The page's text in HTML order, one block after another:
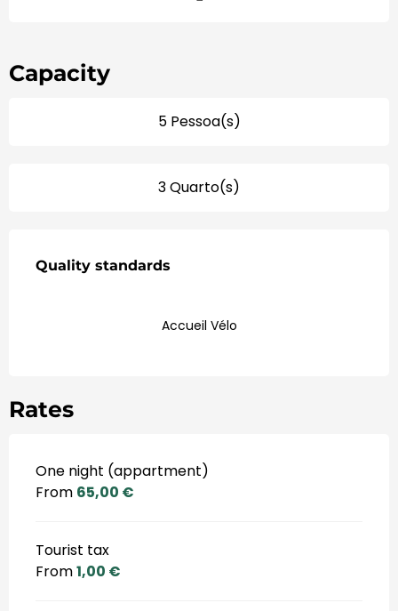
Capacity
5 Pessoa(s)
3 Quarto(s)
Quality standards
Quality standards
Accueil Vélo
Rates
One night (appartment)
From 65,00 €
Tourist tax
From1,00 €